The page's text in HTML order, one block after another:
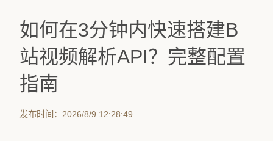
如何在3分钟内快速搭建B
站视频解析API？完整配置
指南
发布时间：2026/8/9 12:28:49